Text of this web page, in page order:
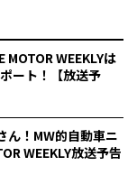
MOTOR WEEKLYは
ート！【放送予
ん！MW的自動車ニ
WEEKLY放送予告